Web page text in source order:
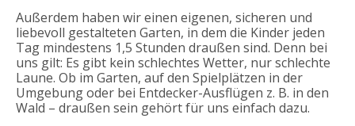
Mitgliederbereich
Kontakt
Außerdem haben wir einen eigenen, sicheren und
liebevoll gestalteten Garten, in dem die Kinder jeden
Tag mindestens 1,5 Stunden draußen sind. Denn bei
uns gilt: Es gibt kein schlechtes Wetter, nur schlechte
Laune. Ob im Garten, auf den Spielplätzen in der
Umgebung oder bei Entdecker-Ausflügen z. B. in den
Wald – draußen sein gehört für uns einfach dazu.